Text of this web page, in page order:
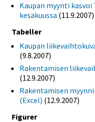
Kaupan myynti
kesäkuussa (11.9.2007)
Tabeller
Kaupan
(9.8.2007)
Rakentamisen
(12.9.2007)
Rakentamisen
(Excel) (12.9.2007)
Figurer